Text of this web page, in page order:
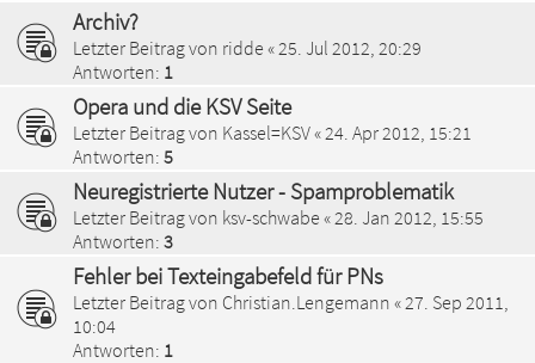
Archiv?
Letzter Beitrag von ridde « 25. Jul 2012, 20:29
Antworten: 1
Opera und die KSV Seite
Letzter Beitrag von Kassel=KSV« 24. Apr 2012, 15:21
Antworten: 5
Neuregistrierte Nutzer - Spamproblematik
Letzter Beitrag von ksv-schwabe « 28. Jan 2012, 15:55
Antworten: 3
Fehler bei Texteingabefeld für PNs
Letzter Beitrag von Christian.Lengemann « 27. Sep 2011,
10:04
Antworten: 1